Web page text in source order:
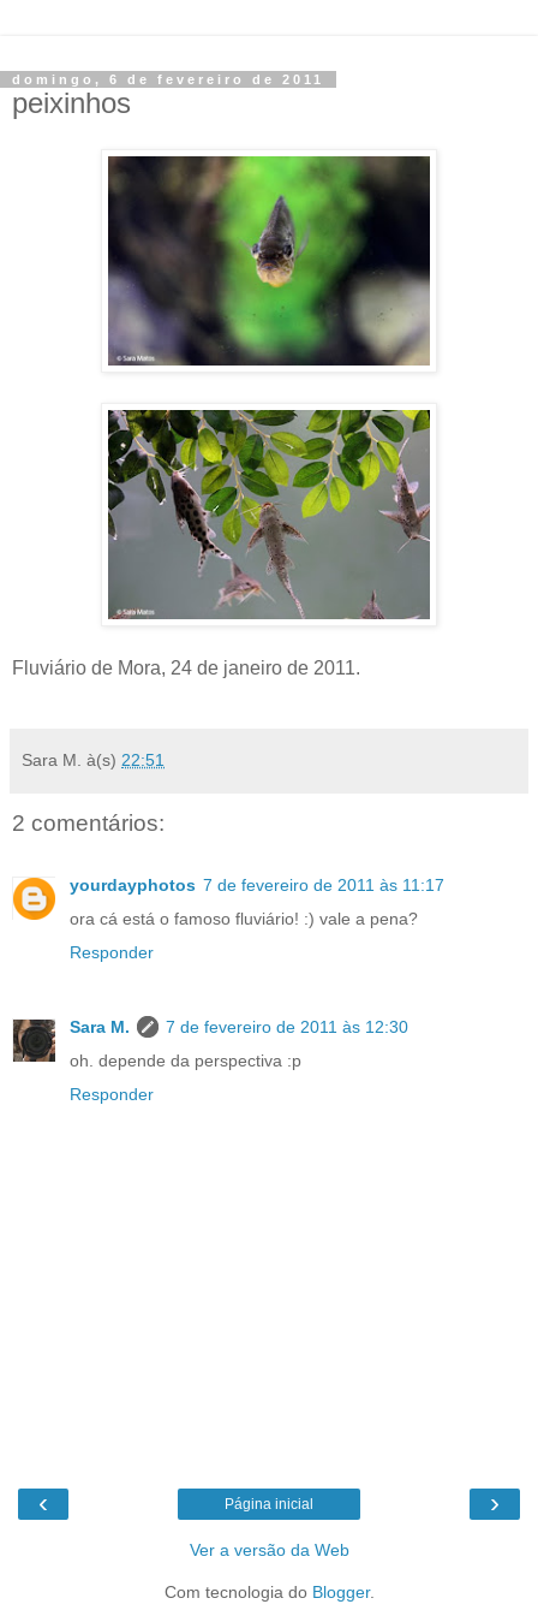
domingo, 6 de fevereiro de 2011
peixinhos
Fluviário de Mora, 24 de janeiro de 2011.
Sara M. à(s) 22:51
2 comentários:
yourdayphotos 7 de fevereiro de 2011 às 11:17
ora cá está o famoso fluviário! :) vale a pena?
Responder
Sara M.
7 de fevereiro de 2011 às 12:30
oh. depende da perspectiva :p
Responder
‹ ›
Página inicial
Ver a versão da Web
Com tecnologia do Blogger.